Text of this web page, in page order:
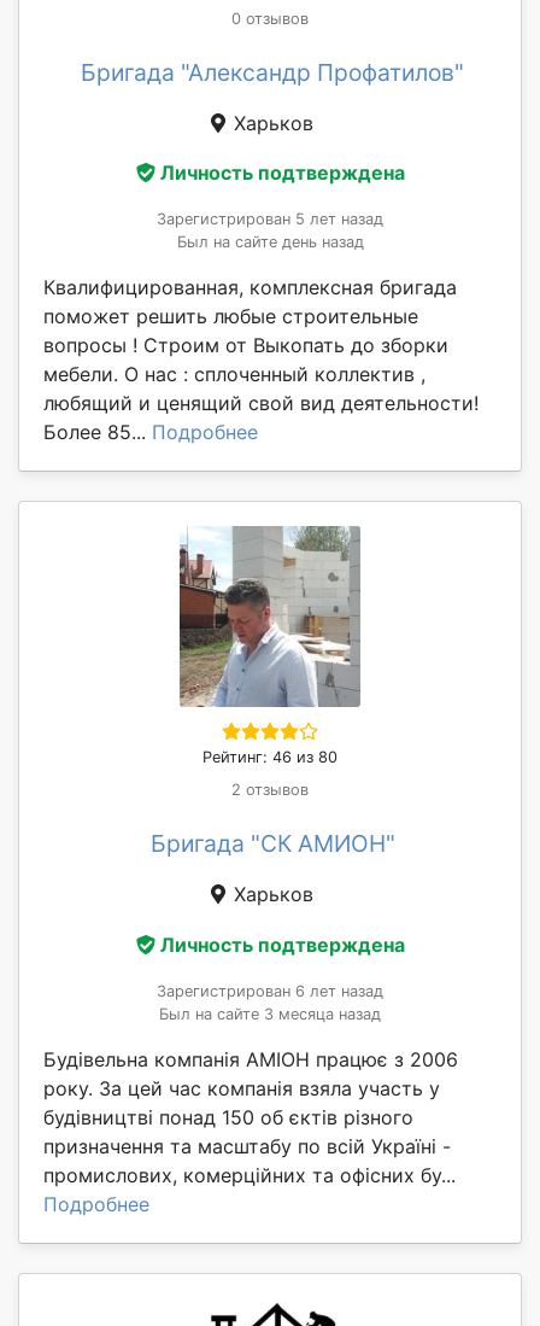
0 отзывов
Бригада "Александр Профатилов"
Харьков
Личность подтверждена
Зарегистрирован 5 лет назад
Был на сайте день назад
Квалифицированная, комплексная бригада
поможет решить любые строительные
вопросы ! Строим от Выкопать до зборки
мебели. О нас : сплоченный коллектив ,
любящий и ценящий свой вид деятельности!
Более 85... Подробнее
Рейтинг: 46 из 80
2 отзывов
Бригада "СК АМИОН"
Харьков
Личность подтверждена
Зарегистрирован 6 лет назад
Был на сайте 3 месяца назад
Будівельна компанія АМІОН працює з 2006
року. За цей час компанія взяла участь у
будівництві понад 150 об єктів різного
призначення та масштабу по всій Україні -
промислових, комерційних та офісних бу...
Подробнее